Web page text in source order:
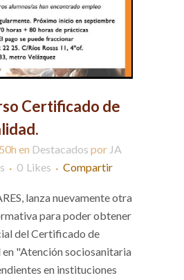
Certificado de
en Destacados por JA
0 Likes Compartir
lanza nuevamente otra
para poder obtener
del Certificado de
"Atención sociosanitaria
en instituciones